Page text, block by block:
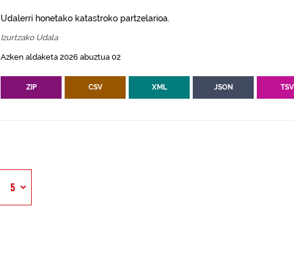
Udalerri honetako katastroko partzelarioa.
Izurtzako Udala
Azken aldaketa 2026 abuztua 02
ZIP CSV XML JSON TSV